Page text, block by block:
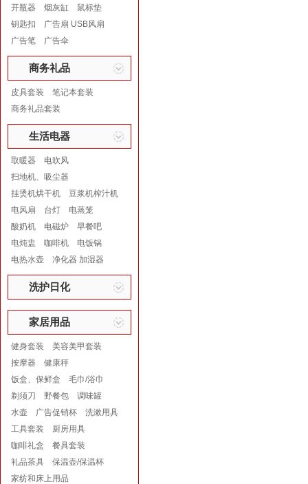
开瓶器
烟灰缸
鼠标垫
钥匙扣
广告扇 USB风扇
广告笔
广告伞
商务礼品
皮具套装
笔记本套装
商务礼品套装
生活电器
取暖器
电吹风
扫地机、吸尘器
挂烫机烘干机
豆浆机榨汁机
电风扇
台灯
电蒸笼
酸奶机
电磁炉
早餐吧
电炖盅
咖啡机
电饭锅
电热水壶
净化器 加湿器
洗护日化
家居用品
健身套装
美容美甲套装
按摩器
健康秤
饭盒、保鲜盒
毛巾/浴巾
剃须刀
野餐包
调味罐
水壶
广告促销杯
洗漱用具
工具套装
厨房用具
咖啡礼盒
餐具套装
礼品茶具
保温壶/保温杯
家纺和床上用品